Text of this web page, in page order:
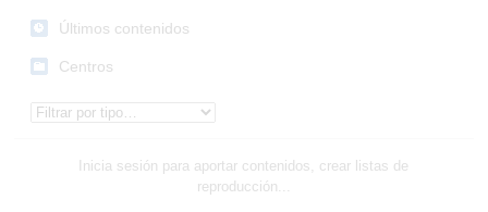
Últimos contenidos
Centros
Inicia sesión para aportar contenidos, crear listas de
reproducción...